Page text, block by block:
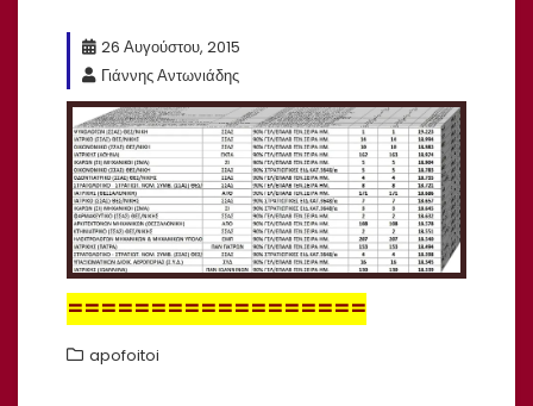
26 Αυγούστου, 2015
Γιάννης Αντωνιάδης
==================
apofoitoi